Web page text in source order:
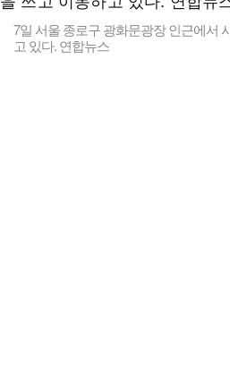
7일 서울 종로구 광화문광장 인근에서
고 있다. 연합뉴스